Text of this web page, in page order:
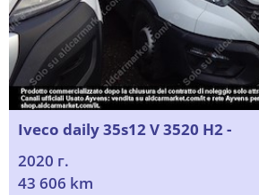
Iveco daily 35s12 V 3520 H2 -
2020 г.
43 606 km